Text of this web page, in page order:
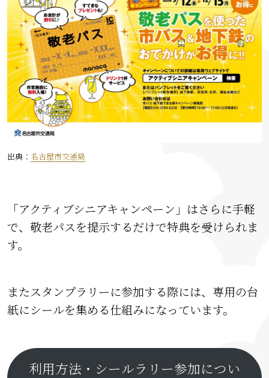
出典： 名古屋市交通局
「アクティブシニアキャンペーン」はさらに手軽
で、敬老パスを提示するだけで特典を受けられま
す。
またスタンプラリーに参加する際には、専用の台
紙にシールを集める仕組みになっています。
利用方法・シールラリー参加につい